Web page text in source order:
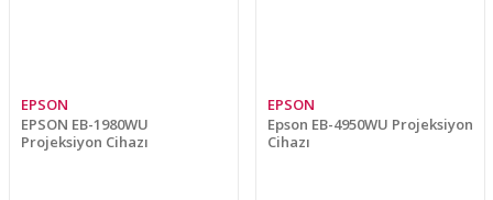
EPSON
EPSON EB-1980WU
Projeksiyon Cihazı
EPSON
Epson EB-4950WU Projeksiyon
Cihazı